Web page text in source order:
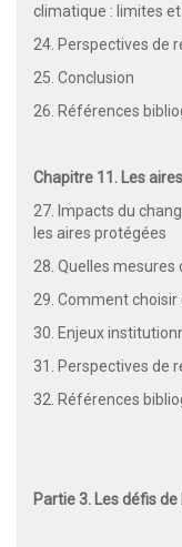
climatique : limites
24. Perspectives de
25. Conclusion
26. Références
Chapitre 11. Les
27. Impacts du
les aires protégées
28. Quelles mesures
29. Comment choisir
30. Enjeux
31. Perspectives de
32. Références
Partie 3. Les défis